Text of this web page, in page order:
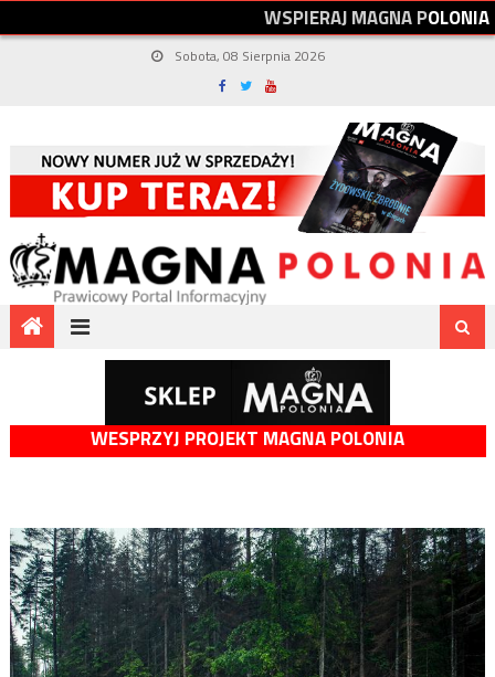
WSPIERAJMAGNAPOLONIA
Sobota, 08 Sierpnia 2026
WESPRZYJ PROJEKT MAGNA POLONIA